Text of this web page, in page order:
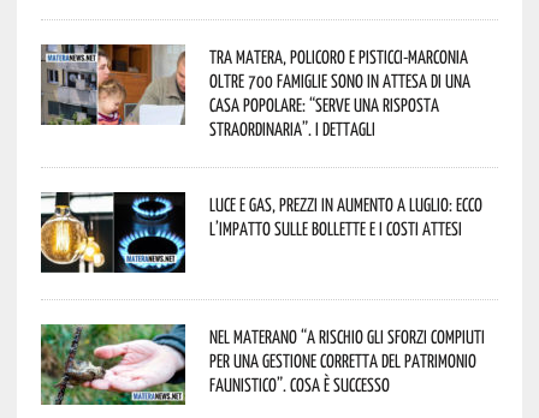
Tra Matera, Policoro e Pisticci-Marconia
oltre 700 famiglie sono in attesa di una
casa popolare: “serve una risposta
straordinaria”. I dettagli
Luce e gas, prezzi in aumento a luglio: ecco
l’impatto sulle bollette e i costi attesi
Nel materano “a rischio gli sforzi compiuti
per una gestione corretta del patrimonio
faunistico”. Cosa è successo